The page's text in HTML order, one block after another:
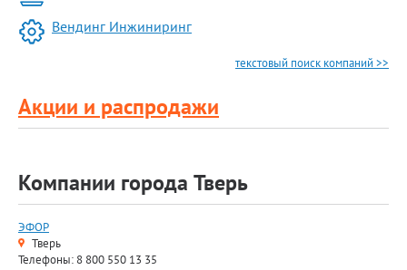
Вендинг Инжиниринг
текстовый поиск компаний >>
Акции и распродажи
Компании города Тверь
ЭФОР
Тверь
Телефоны: 8 800 550 13 35